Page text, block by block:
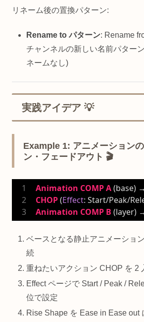
リネーム後の置換パターン:
Rename to パターン: Rename
チャンネルの新しい名前パター
ネームなし)
実践アイデア 💡
Example 1: アニメーション
ン・フェードアウト 🎬
Animation COMPA (base) →
CHOP (Effect
Animation COMP B (layer)
ベースとなる静止アニメーショ
続
重ねたいアクション CHOP を 2
Effect ページで Start / Peak /
位で設定
Rise Shape を Ease in Ease out